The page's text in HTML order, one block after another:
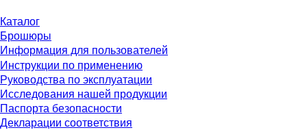
Каталог
Брошюры
Информация для пользователей
Инструкции по применению
Руководства по эксплуатации
Исследования нашей продукции
Паспорта безопасности
Декларации соответствия